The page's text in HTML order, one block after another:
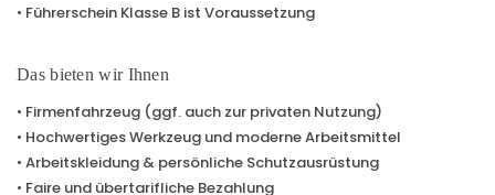
• Führerschein Klasse B ist Voraussetzung
Das bieten wir Ihnen
• Firmenfahrzeug (ggf. auch zur privaten Nutzung)
• Hochwertiges Werkzeug und moderne Arbeitsmittel
• Arbeitskleidung & persönliche Schutzausrüstung
• Faire und übertarifliche Bezahlung